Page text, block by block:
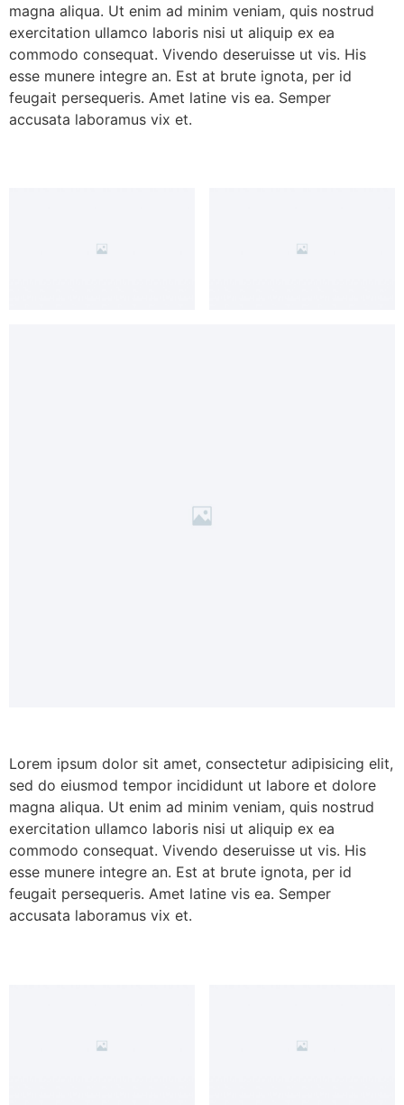
magna aliqua. Ut enim ad minim veniam, quis nostrud
exercitation ullamco laboris nisi ut aliquip ex ea
commodo consequat. Vivendo deseruisse ut vis. His
esse munere integre an. Est at brute ignota, per id
feugait persequeris. Amet latine vis ea. Semper
accusata laboramus vix et.
Lorem ipsum dolor sit amet, consectetur adipisicing elit,
sed do eiusmod tempor incididunt ut labore et dolore
magna aliqua. Ut enim ad minim veniam, quis nostrud
exercitation ullamco laboris nisi ut aliquip ex ea
commodo consequat. Vivendo deseruisse ut vis. His
esse munere integre an. Est at brute ignota, per id
feugait persequeris. Amet latine vis ea. Semper
accusata laboramus vix et.